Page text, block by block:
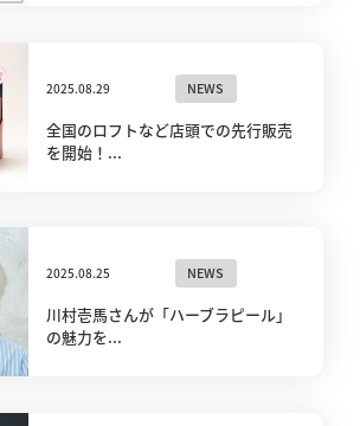
2025.08.29 NEWS
全国のロフトなど店頭での先行販売
を開始！...
2025.08.25 NEWS
川村壱馬さんが「ハーブラピール」
の魅力を...